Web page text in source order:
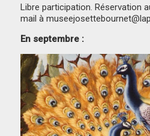
Libre participation. Réservation
mail à
En septembre :